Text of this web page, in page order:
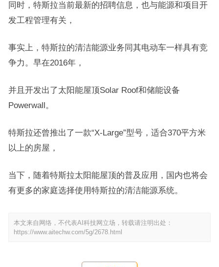
同时，特斯拉当前最新的招聘信息，也与能源和项目开
发工程管理有关，
事实上，特斯拉的清洁能源业务同其电动车一样具有竞
争力。早在2016年，
并且开发出了太阳能屋顶Solar Roof和储能设备
Powerwall。
特斯拉还曾推出了一款“X-Large”型号，适合370平方米
以上的房屋，
当下，随着特斯拉太阳能屋顶的普及应用，国内也将会
有更多的家庭选择使用特斯拉的清洁能源系统。
本文来自网络，不代表AI科技网立场，转载请注明出处：
https://www.aitechw.com/5g/2678.html